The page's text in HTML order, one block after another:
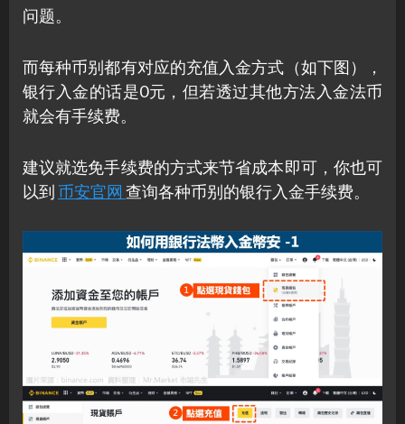
问题。
而每种币别都有对应的充值入金方式（如下图），
银行入金的话是0元，但若透过其他方法入金法币
就会有手续费。
建议就选免手续费的方式来节省成本即可，你也可
以到币安官网 查询各种币别的银行入金手续费。